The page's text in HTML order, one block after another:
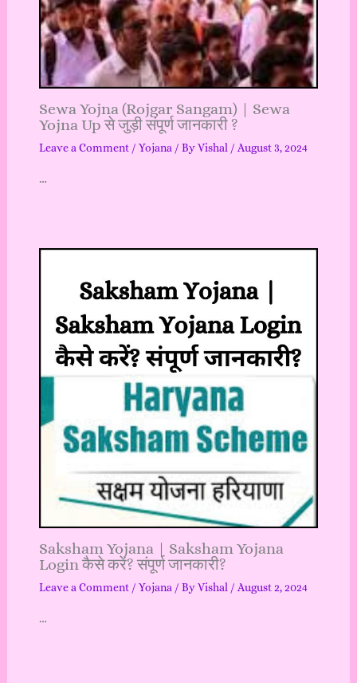
Sewa Yojna (Rojgar Sangam) | Sewa
Yojna Up से जुड़ी संपूर्ण जानकारी ?
Leave a Comment / Yojana/ ByVishal / August 3, 2024
…
Saksham Yojana | Saksham Yojana
Login कैसे करें? संपूर्ण जानकारी?
Leave a Comment / Yojana / ByVishal / August 2, 2024
…